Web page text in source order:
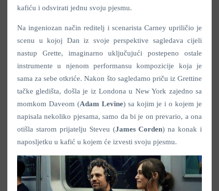
kafiću i odsvirati jednu svoju pjesmu.
Na ingeniozan način reditelj i scenarista Carney upriličio je
scenu u kojoj Dan iz svoje perspektive sagledava cijeli
nastup Grette, imaginarno uključujući postepeno ostale
instrumente u njenom performansu kompozicije koja je
sama za sebe otkriće. Nakon što sagledamo priču iz Grettine
tačke gledišta, došla je iz Londona u New York zajedno sa
momkom Daveom (Adam Levine) sa kojim je i o kojem je
napisala nekoliko pjesama, samo da bi je on prevario, a ona
otišla starom prijatelju Steveu (James Corden) na konak i
naposljetku u kafić u kojem će izvesti svoju pjesmu.